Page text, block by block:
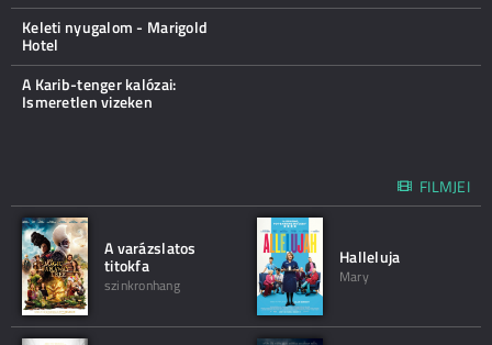
Keleti nyugalom - Marigold
Hotel
A Karib-tenger kalózai:
Ismeretlen vizeken
FILMJEI
A varázslatos
titokfa
szinkronhang
Halleluja
Mary